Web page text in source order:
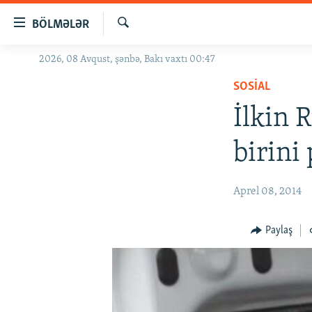
BÖLMƏLƏR
GÜNDƏM
Axtar
2026, 08 Avqust, şənbə, Bakı vaxtı 00:47
SOSIAL
İlkin
birini
Aprel 08, 2014
Paylaş